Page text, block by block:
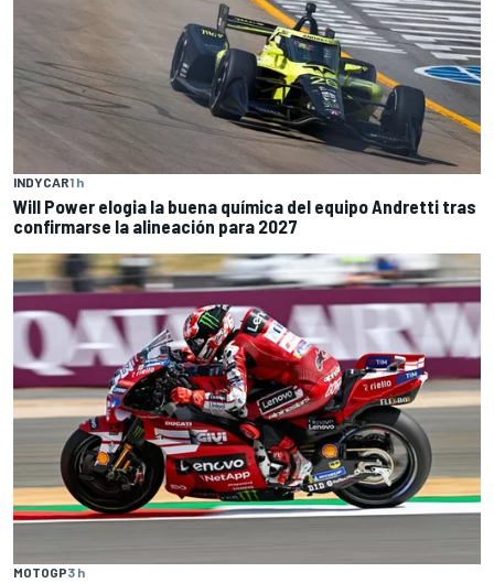
INDYCAR1 h
Will Power elogia la buena química del equipo Andretti tras
confirmarse la alineación para 2027
MOTOGP3 h